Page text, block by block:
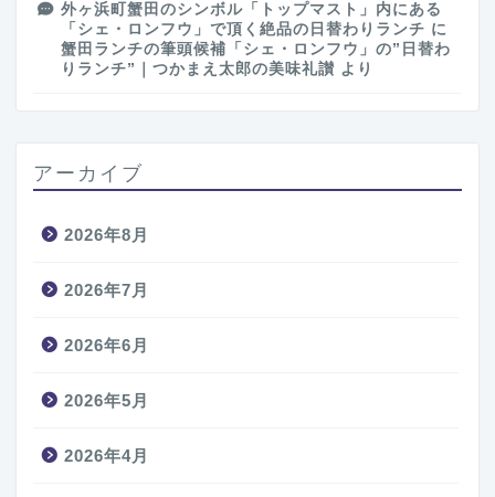
外ヶ浜町蟹田のシンボル「トップマスト」内にある
「シェ・ロンフウ」で頂く絶品の日替わりランチ に
蟹田ランチの筆頭候補「シェ・ロンフウ」の”日替わ
りランチ”｜つかまえ太郎の美味礼讃 より
アーカイブ
2026年8月
2026年7月
2026年6月
2026年5月
2026年4月